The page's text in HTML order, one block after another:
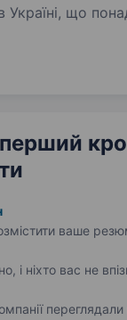
Україні, що
для
ваше
і ніхто вас не